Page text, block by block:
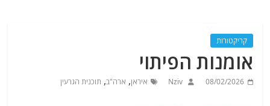
קריקטורות
אומנות הפיתוי
08/02/2026
Nziv איראן, ארה"ב, תוכנית הגרעין